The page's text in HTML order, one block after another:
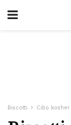
Biscotti Cibo kosher